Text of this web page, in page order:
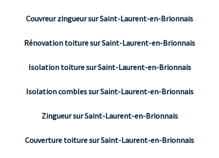
Couvreur zingueur sur Saint-Laurent-en-Brionnais
Rénovation toiture sur Saint-Laurent-en-Brionnais
Isolation toiture sur Saint-Laurent-en-Brionnais
Isolation combles sur Saint-Laurent-en-Brionnais
Zingueur sur Saint-Laurent-en-Brionnais
Couverture toiture sur Saint-Laurent-en-Brionnais